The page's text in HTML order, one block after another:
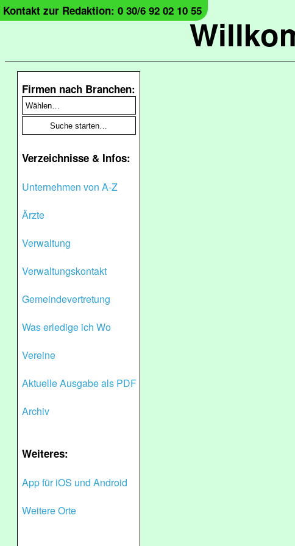
Kontakt zur Redaktion: 0 30/6 92 02 10 55
Firmen nach Branchen:
Verzeichnisse & Infos:
Unternehmen von A-Z
Ärzte
Verwaltung
Verwaltungskontakt
Gemeindevertretung
Was erledige ich Wo
Vereine
Aktuelle Ausgabe als PDF
Archiv
Weiteres:
App für iOS und Android
Weitere Orte